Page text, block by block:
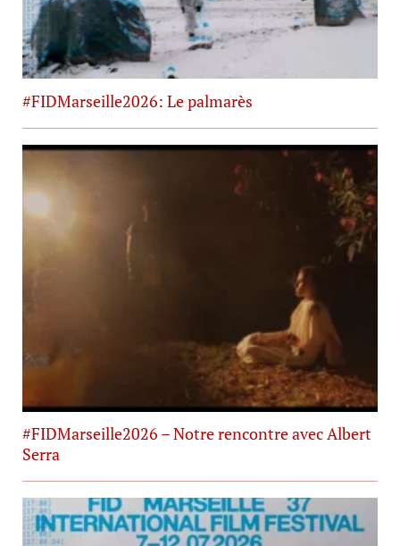
#FIDMarseille2026: Le palmarès
#FIDMarseille2026 – Notre rencontre avec Albert
Serra